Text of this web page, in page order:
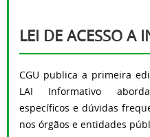
LEI DE ACESSO A
CGU publica a primeira
LAI Informativo
específicos e dúvidas
nos órgãos e entidades